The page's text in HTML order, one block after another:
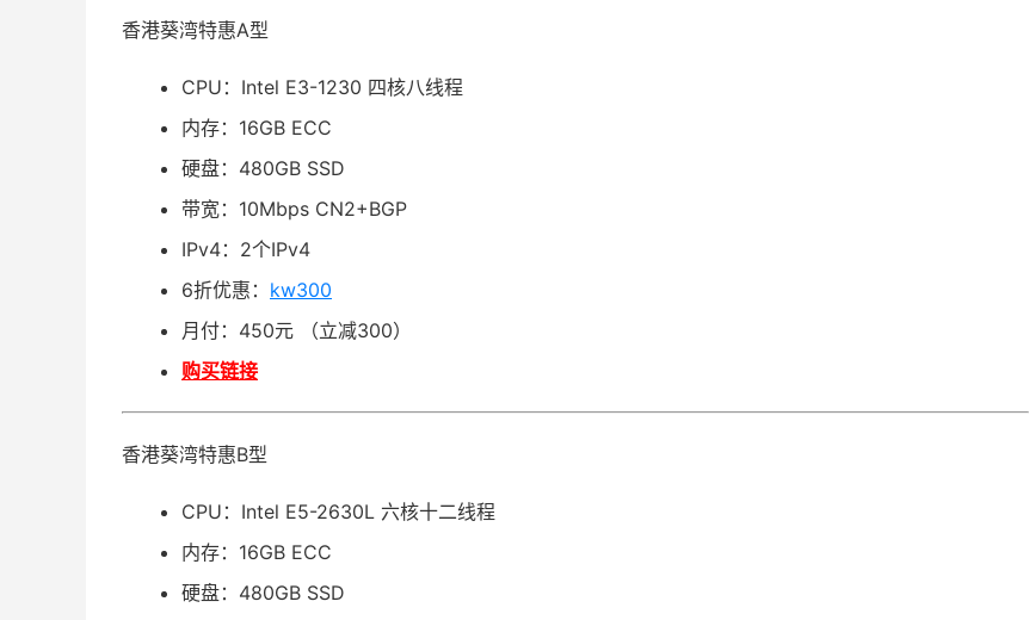
香港葵湾特惠A型
CPU：Intel E3-1230 四核八线程
内存：16GB ECC
硬盘：480GB SSD
带宽：10Mbps CN2+BGP
IPv4：2个IPv4
6折优惠： kw300
月付：450元 （立减300）
购买链接
香港葵湾特惠B型
CPU：Intel E5-2630L 六核十二线程
内存：16GB ECC
硬盘：480GB SSD